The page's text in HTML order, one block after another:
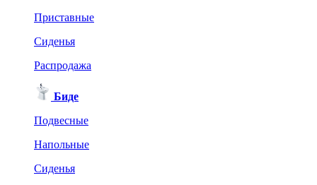
Приставные
Сиденья
Распродажа
Биде
Подвесные
Напольные
Сиденья